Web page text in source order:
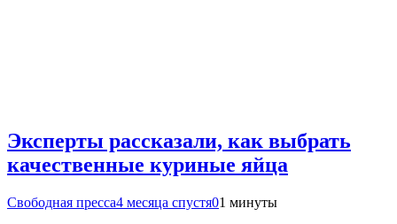
Эксперты рассказали, как выбрать
качественные куриные яйца
Свободная пресса4 месяца спустя01 минуты